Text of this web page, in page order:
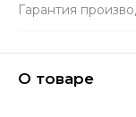
Гарантия
О товаре